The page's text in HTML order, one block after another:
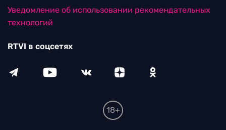
Уведомление об использовании рекомендательных
технологий
RTVI в соцсетях
18+